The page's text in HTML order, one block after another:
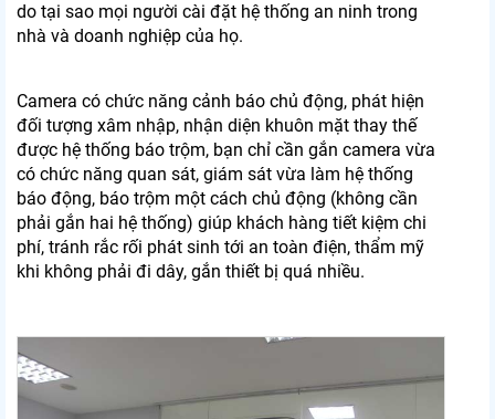
do tại sao mọi người cài đặt hệ thống an ninh trong
nhà và doanh nghiệp của họ.
Camera có chức năng cảnh báo chủ động, phát hiện
đối tượng xâm nhập, nhận diện khuôn mặt thay thế
được hệ thống báo trộm, bạn chỉ cần gắn camera vừa
có chức năng quan sát, giám sát vừa làm hệ thống
báo động, báo trộm một cách chủ động (không cần
phải gắn hai hệ thống) giúp khách hàng tiết kiệm chi
phí, tránh rắc rối phát sinh tới an toàn điện, thẩm mỹ
khi không phải đi dây, gắn thiết bị quá nhiều.